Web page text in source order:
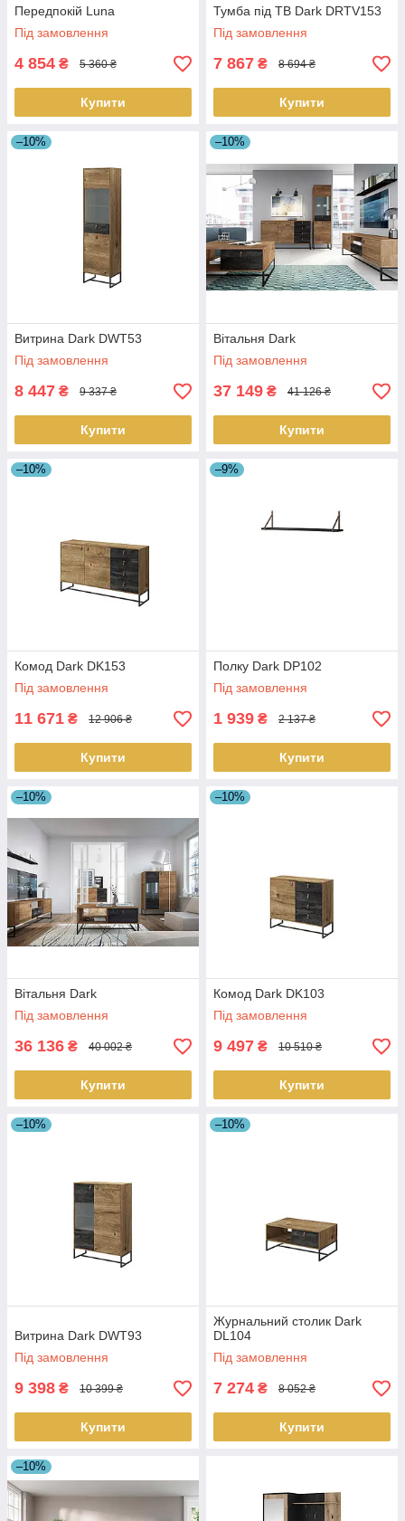
Передпокій Luna
Під замовлення
4 854 ₴ 5 360 ₴
Купити
Тумба під ТВ Dark DRTV153
Під замовлення
7 867 ₴ 8 694 ₴
Купити
–10%
Витрина Dark DWT53
Під замовлення
8 447 ₴ 9 337 ₴
Купити
–10%
Вітальня Dark
Під замовлення
37 149 ₴ 41 126 ₴
Купити
–10%
Комод Dark DK153
Під замовлення
11 671 ₴ 12 906 ₴
Купити
–9%
Полку Dark DP102
Під замовлення
1 939 ₴ 2 137 ₴
Купити
–10%
Вітальня Dark
Під замовлення
36 136 ₴ 40 002 ₴
Купити
–10%
Комод Dark DK103
Під замовлення
9 497 ₴ 10 510 ₴
Купити
–10%
Витрина Dark DWT93
Під замовлення
9 398 ₴ 10 399 ₴
Купити
–10%
Журнальний столик Dark
DL104
Під замовлення
7 274 ₴ 8 052 ₴
Купити
–10%